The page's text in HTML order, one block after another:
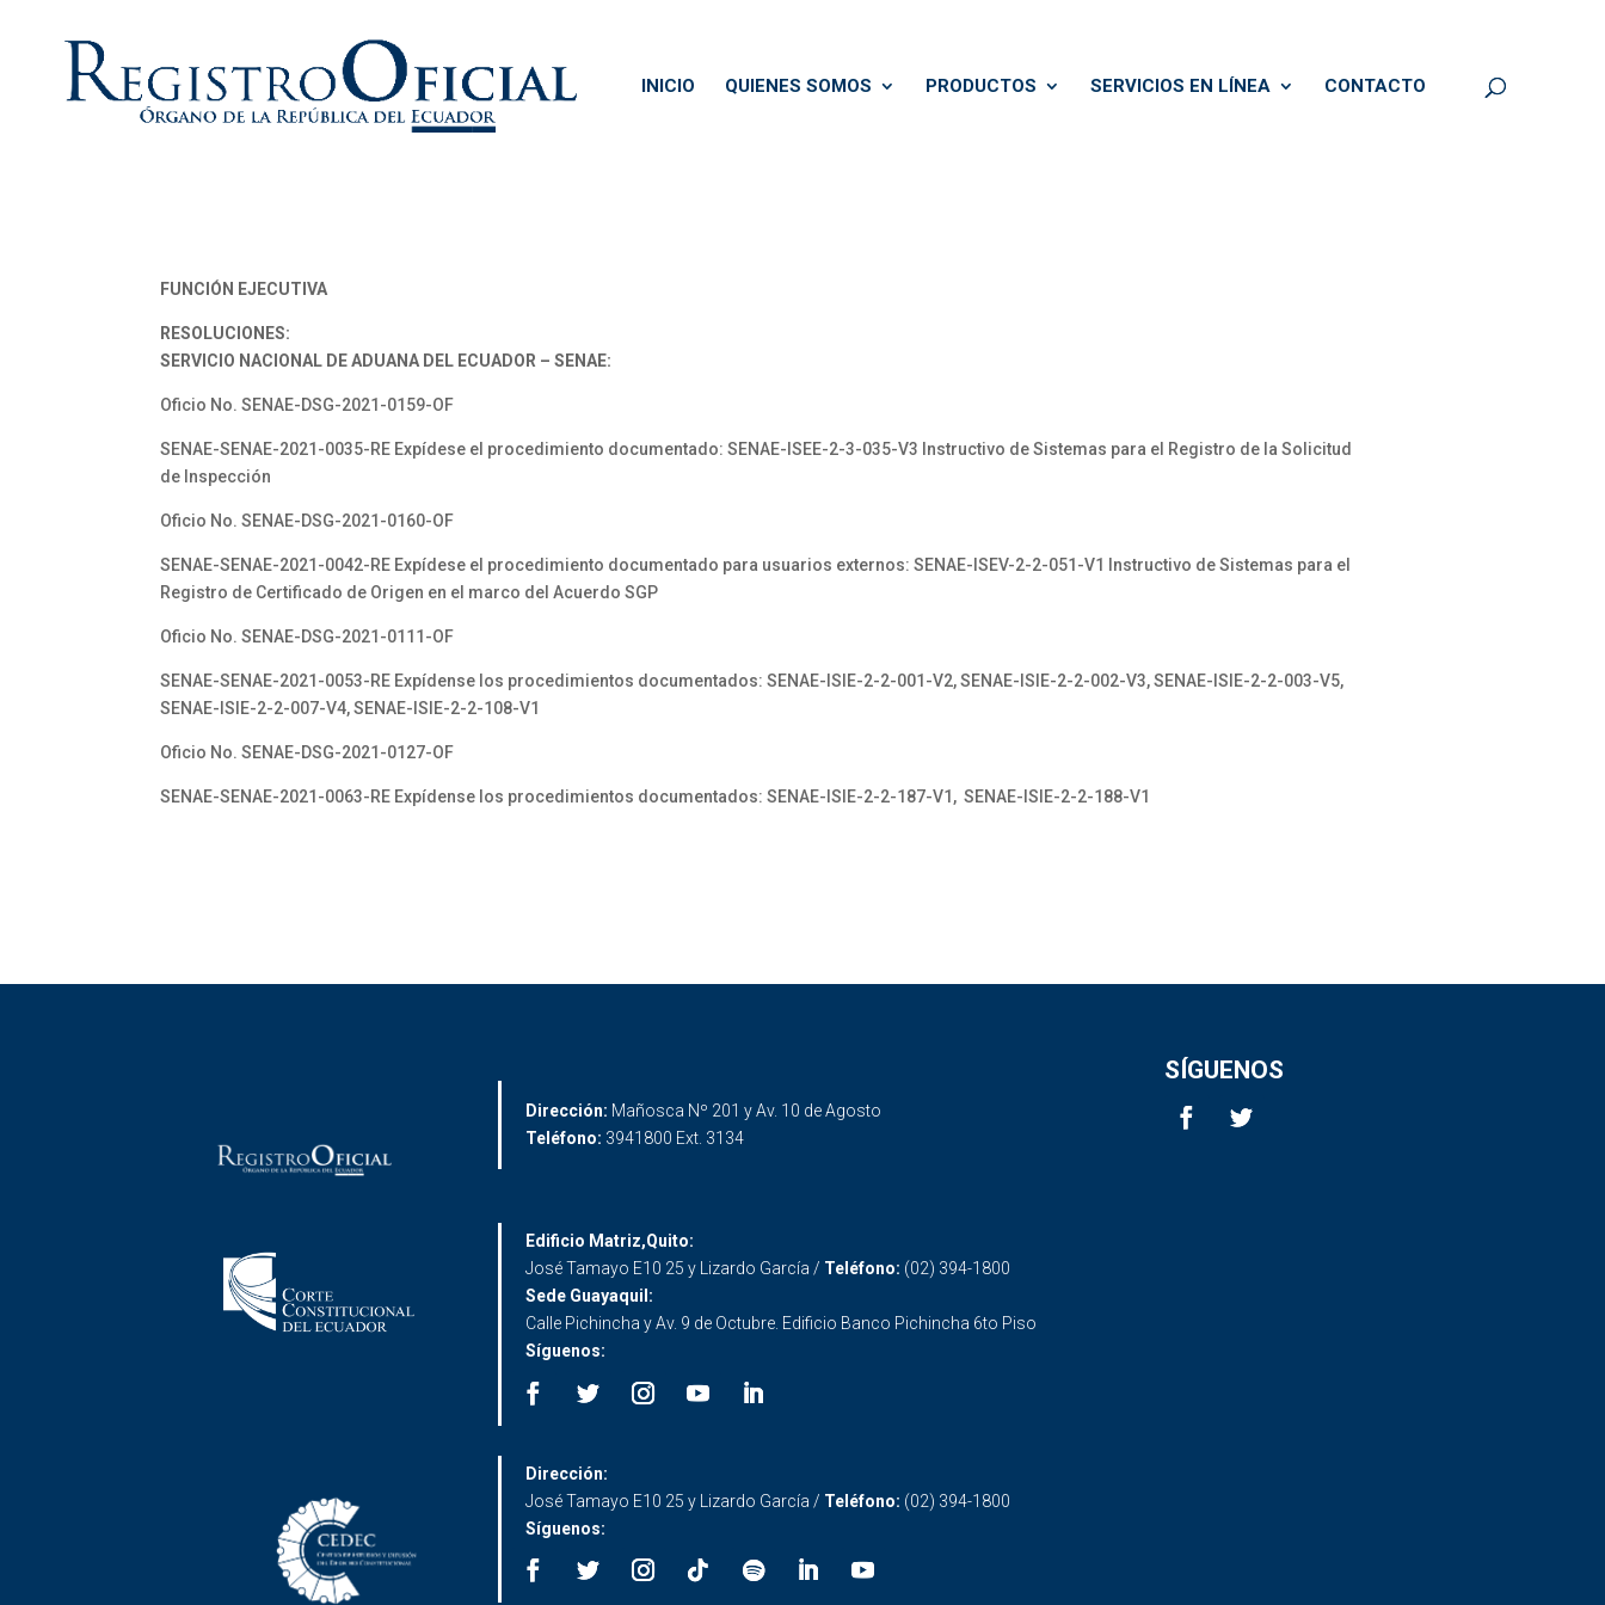
INICIO QUIENES SOMOS PRODUCTOS SERVICIOS EN LÍNEA CONTACTO
FUNCIÓN EJECUTIVA
RESOLUCIONES:
SERVICIO NACIONAL DE ADUANA DEL ECUADOR – SENAE:
Oficio No. SENAE-DSG-2021-0159-OF
SENAE-SENAE-2021-0035-RE Expídese el procedimiento documentado: SENAE-ISEE-2-3-035-V3 Instructivo de Sistemas para el Registro de la Solicitud
de Inspección
Oficio No. SENAE-DSG-2021-0160-OF
SENAE-SENAE-2021-0042-RE Expídese el procedimiento documentado para usuarios externos: SENAE-ISEV-2-2-051-V1 Instructivo de Sistemas para el
Registro de Certificado de Origen en el marco del Acuerdo SGP
Oficio No. SENAE-DSG-2021-0111-OF
SENAE-SENAE-2021-0053-RE Expídense los procedimientos documentados: SENAE-ISIE-2-2-001-V2, SENAE-ISIE-2-2-002-V3, SENAE-ISIE-2-2-003-V5,
SENAE-ISIE-2-2-007-V4, SENAE-ISIE-2-2-108-V1
Oficio No. SENAE-DSG-2021-0127-OF
SENAE-SENAE-2021-0063-RE Expídense los procedimientos documentados: SENAE-ISIE-2-2-187-V1, SENAE-ISIE-2-2-188-V1
Dirección: Mañosca Nº 201 y Av. 10 de Agosto
Teléfono: 3941800 Ext. 3134
SÍGUENOS
Edificio Matriz,Quito:
José Tamayo E10 25 y Lizardo García / Teléfono: (02) 394-1800
Sede Guayaquil:
Calle Pichincha y Av. 9 de Octubre. Edificio Banco Pichincha 6to Piso
Síguenos:
Dirección:
José Tamayo E10 25 y Lizardo García / Teléfono: (02) 394-1800
Síguenos: